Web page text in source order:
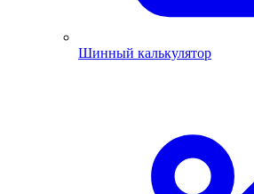
Шинный калькулятор